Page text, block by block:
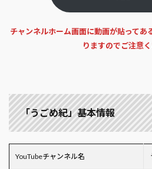
チャンネルホーム画面に動画が貼ってあ
りますのでご注意く
「うごめ紀」基本情報
YouTubeチャンネル名